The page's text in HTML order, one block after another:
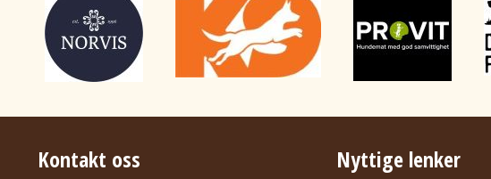
Kontakt oss Nyttige lenker